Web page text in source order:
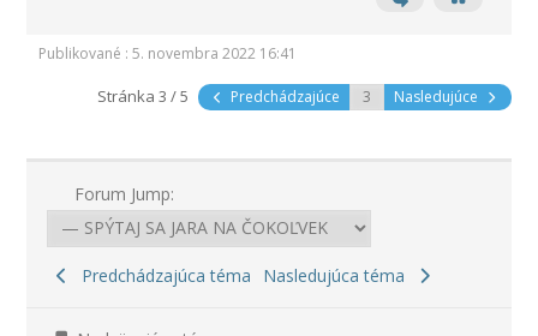
Publikované : 5. novembra 2022 16:41
Stránka 3 / 5 Predchádzajúce Nasledujúce
Forum Jump:
Predchádzajúca téma Nasledujúca téma